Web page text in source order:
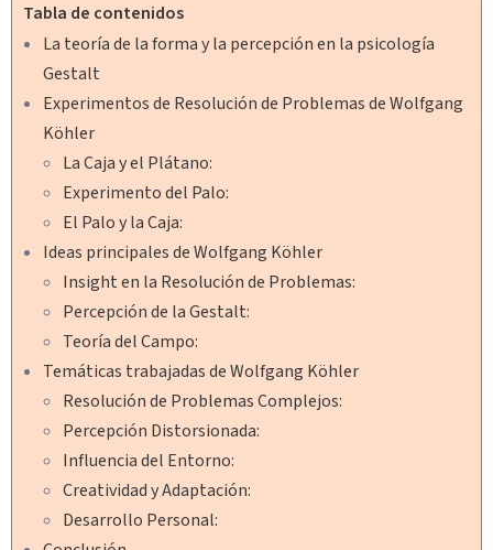
Tabla de contenidos
La teoría de la forma y la percepción en la psicología
Gestalt
Experimentos de Resolución de Problemas de Wolfgang
Köhler
La Caja y el Plátano:
Experimento del Palo:
El Palo y la Caja:
Ideas principales de Wolfgang Köhler
Insight en la Resolución de Problemas:
Percepción de la Gestalt:
Teoría del Campo:
Temáticas trabajadas de Wolfgang Köhler
Resolución de Problemas Complejos:
Percepción Distorsionada:
Influencia del Entorno:
Creatividad y Adaptación:
Desarrollo Personal: